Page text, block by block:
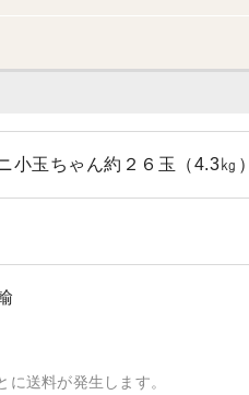
玉ちゃん約２６玉（4.3㎏）
に送料が発生します。